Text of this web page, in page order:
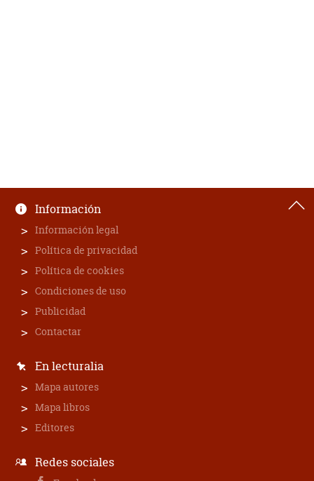
Información
Información legal
Política de privacidad
Política de cookies
Condiciones de uso
Publicidad
Contactar
En lecturalia
Mapa autores
Mapa libros
Editores
Redes sociales